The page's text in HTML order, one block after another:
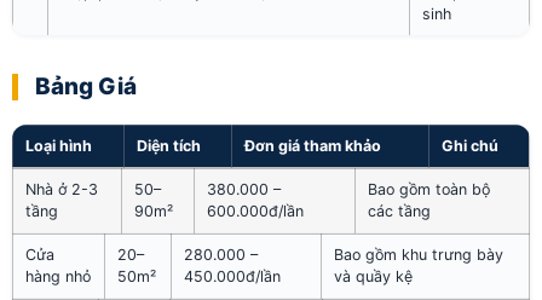
sinh
Bảng Giá
Loại hình Diện tích Đơn giá tham khảo Ghi chú
Nhà ở 2-3
tầng
50–
90m²
380.000 –
600.000đ/lần
Bao gồm toàn bộ
các tầng
Cửa
hàng nhỏ
20–
50m²
280.000 –
450.000đ/lần
Bao gồm khu trưng bày
và quầy kệ